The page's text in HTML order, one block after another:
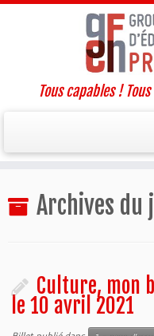
au
Tous capables !
Archives du
Culture, mon
le 10 avril 2021